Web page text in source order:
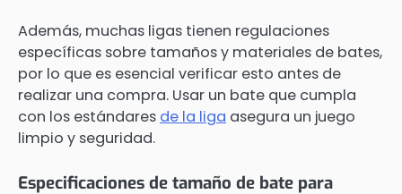
Además, muchas ligas tienen regulaciones
específicas sobre tamaños y materiales de bates,
por lo que es esencial verificar esto antes de
realizar una compra. Usar un bate que cumpla
con los estándares de la liga asegura un juego
limpio y seguridad.
Especificaciones de tamaño de bate para